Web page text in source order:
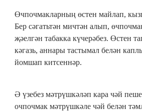
Өчпочмакларның өстен майлап,
Бер сәгатьтән мичтән алып,
җәелгән табакка күчерәбез. Өстен
кәгазь, аннары тастымал белән
йомшап китсеннәр.
Ә үзебез мәтрүшкәләп кара чәй
очпочмак мәтрүшкәле чәй белән